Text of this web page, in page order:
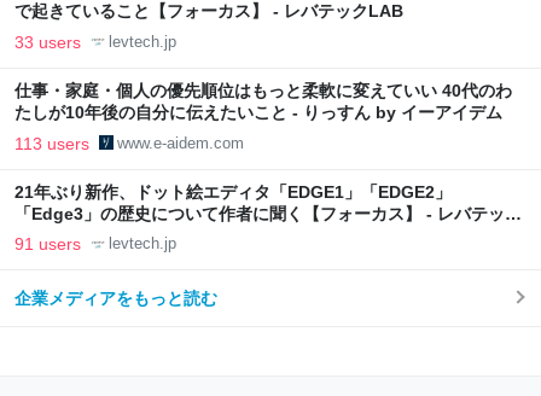
で起きていること【フォーカス】 - レバテックLAB
33 users levtech.jp
仕事・家庭・個人の優先順位はもっと柔軟に変えていい 40代のわ
たしが10年後の自分に伝えたいこと - りっすん by イーアイデム
113 users www.e-aidem.com
21年ぶり新作、ドット絵エディタ「EDGE1」「EDGE2」
「Edge3」の歴史について作者に聞く【フォーカス】 - レバテック
LAB
91 users levtech.jp
企業メディアをもっと読む